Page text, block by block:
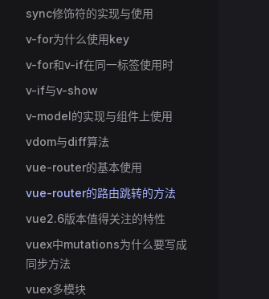
sync修饰符的实现与使用
v-for为什么使用key
v-for和v-if在同一标签使用时
v-if与v-show
v-model的实现与组件上使用
vdom与diff算法
vue-router的基本使用
vue-router的路由跳转的方法
vue2.6版本值得关注的特性
vuex中mutations为什么要写成
同步方法
vuex多模块